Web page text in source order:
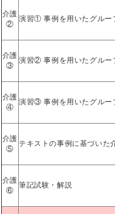
介護
②
演習① 事例を用いたグルー
介護
③
演習② 事例を用いたグルー
介護
④
演習③ 事例を用いたグルー
介護
⑤
テキストの事例に基づいた
介護
⑥
筆記試験・解説